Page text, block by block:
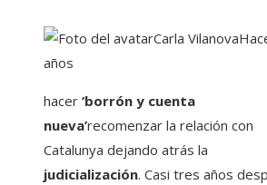
Carla Vilanova
años
hacer ‘borrón y cuenta
nueva’recomenzar la relación con
Catalunya dejando atrás la
judicialización. Casi tres años